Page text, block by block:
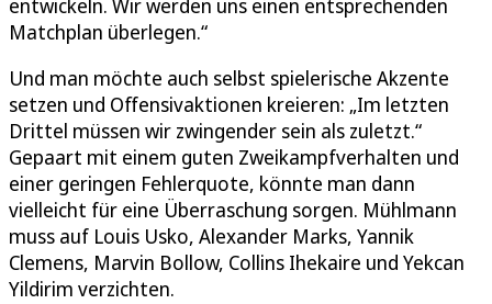
entwickeln. Wir werden uns einen entsprechenden
Matchplan überlegen.“
Und man möchte auch selbst spielerische Akzente
setzen und Offensivaktionen kreieren: „Im letzten
Drittel müssen wir zwingender sein als zuletzt.“
Gepaart mit einem guten Zweikampfverhalten und
einer geringen Fehlerquote, könnte man dann
vielleicht für eine Überraschung sorgen. Mühlmann
muss auf Louis Usko, Alexander Marks, Yannik
Clemens, Marvin Bollow, Collins Ihekaire und Yekcan
Yildirim verzichten.